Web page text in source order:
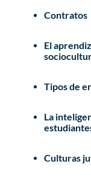
Contratos
El
Tipos de
La
Culturas